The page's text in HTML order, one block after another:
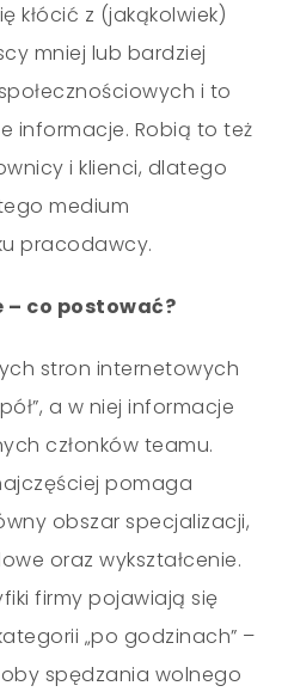
kłócić z (jakąkolwiek)
mniej lub bardziej
i to
informacje. Robią to też
i klienci, dlatego
medium
pracodawcy.
– co postować?
stron internetowych
”, a w niej informacje
członków teamu.
pomaga
obszar specjalizacji,
oraz wykształcenie.
firmy pojawiają się
„po godzinach” –
spędzania wolnego